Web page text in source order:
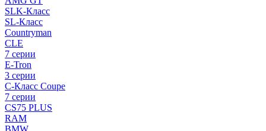
SLK-Класс
SL-Класс
Countryman
CLE
7 серии
E-Tron
3 серии
C-Класс Coupe
7 серии
CS75 PLUS
RAM
BMW